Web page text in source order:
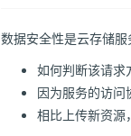
数据安全性是云存储
如何判断该请求
因为服务的访问
相比上传新资源